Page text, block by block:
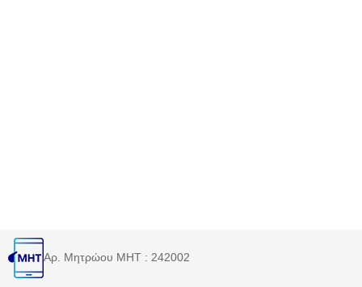
Αρ. Μητρώου MHT : 242002